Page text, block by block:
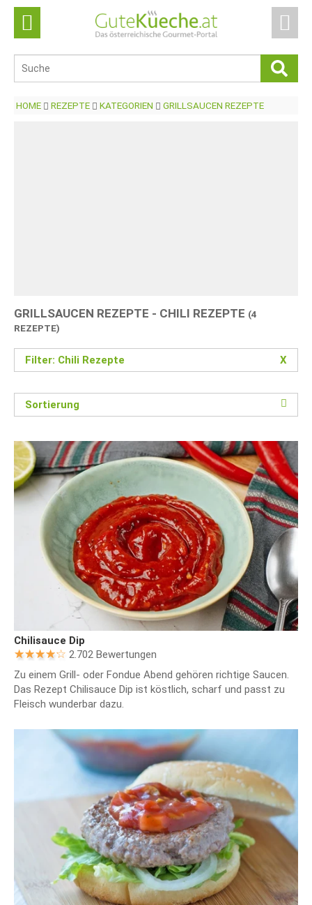
HOME REZEPTE KATEGORIEN GRILLSAUCEN REZEPTE
GRILLSAUCEN REZEPTE - CHILI REZEPTE (4
REZEPTE)
Filter: Chili Rezepte X
Sortierung
Chilisauce Dip
2.702 Bewertungen
Zu einem Grill- oder Fondue Abend gehören richtige Saucen.
Das Rezept Chilisauce Dip ist köstlich, scharf und passt zu
Fleisch wunderbar dazu.